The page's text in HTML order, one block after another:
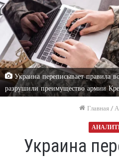
Украина переписывает правила
разрушили преимущество армии
Главная /
Украина